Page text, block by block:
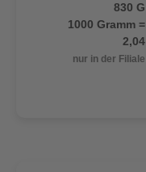
830 G
1000 Gramm =
2,04
nur in der Filiale